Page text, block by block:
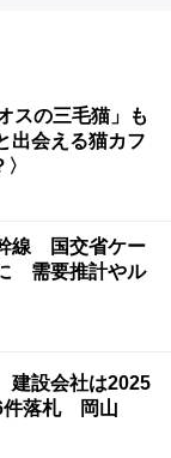
スの三毛猫」も
出会える猫カフ
線 国交省ケー
需要推計やル
建設会社は2025
件落札 岡山